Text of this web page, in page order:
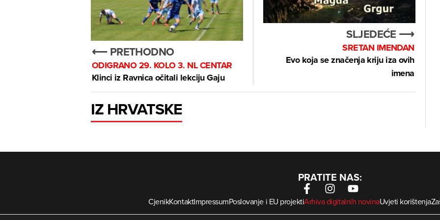
⟵ PRETHODNO
ODIGRANO 29. KOLO 3. NL CENTAR
Klinci iz Ravnica očitali lekciju Gaju
SLJEDEĆE ⟶
SRETAN IMENDAN
Evo koja se značenja kriju iza ovih
imena
IZ HRVATSKE
PRATITE NAS:
CjenikKontaktImpressumPoslovanje i EU projektiArhiva digitalnih novinaUvjeti korištenja